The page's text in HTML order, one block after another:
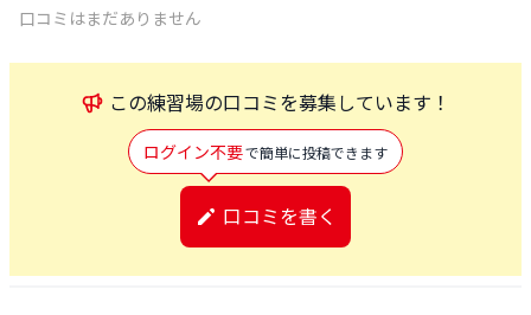
口コミはまだありません
この練習場の口コミを募集しています！
ログイン不要で簡単に投稿できます
口コミを書く